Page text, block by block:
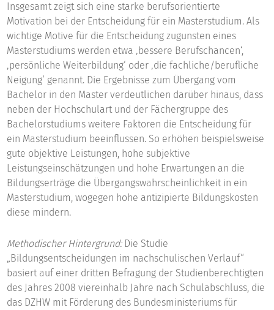
Insgesamt zeigt sich eine starke berufsorientierte
Motivation bei der Entscheidung für ein Masterstudium. Als
wichtige Motive für die Entscheidung zugunsten eines
Masterstudiums werden etwa ‚bessere Berufschancen‘,
‚persönliche Weiterbildung‘ oder ‚die fachliche/berufliche
Neigung‘ genannt. Die Ergebnisse zum Übergang vom
Bachelor in den Master verdeutlichen darüber hinaus, dass
neben der Hochschulart und der Fächergruppe des
Bachelorstudiums weitere Faktoren die Entscheidung für
ein Masterstudium beeinflussen. So erhöhen beispielsweise
gute objektive Leistungen, hohe subjektive
Leistungseinschätzungen und hohe Erwartungen an die
Bildungserträge die Übergangswahrscheinlichkeit in ein
Masterstudium, wogegen hohe antizipierte Bildungskosten
diese mindern.
Methodischer Hintergrund:Die Studie
„Bildungsentscheidungen im nachschulischen Verlauf“
basiert auf einer dritten Befragung der Studienberechtigten
des Jahres 2008 viereinhalb Jahre nach Schulabschluss, die
das DZHW mit Förderung des Bundesministeriums für